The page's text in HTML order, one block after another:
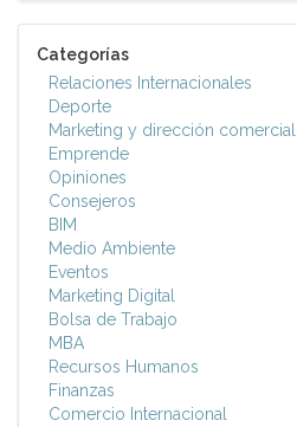
Categorías
Relaciones Internacionales
Deporte
Marketing y dirección comercial
Emprende
Opiniones
Consejeros
BIM
Medio Ambiente
Eventos
Marketing Digital
Bolsa de Trabajo
MBA
Recursos Humanos
Finanzas
Comercio Internacional